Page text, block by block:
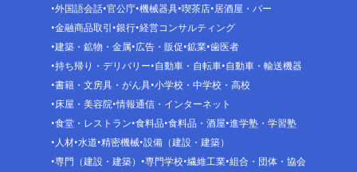
外国語会話 官公庁 機械器具 喫茶店 居酒屋・バー
金融商品取引 銀行 経営コンサルティング
建築・鉱物・金属 広告・販促 鉱業 歯医者
持ち帰り・デリバリー 自動車・自転車 自動車・輸送機器
書籍・文房具・がん具 小学校・中学校・高校
床屋・美容院 情報通信・インターネット
食堂・レストラン 食料品 食料品・酒屋 進学塾・学習塾
人材 水道 精密機械 設備（建設・建築）
専門（建設・建築）
専門学校 繊維工業 組合・団体・協会